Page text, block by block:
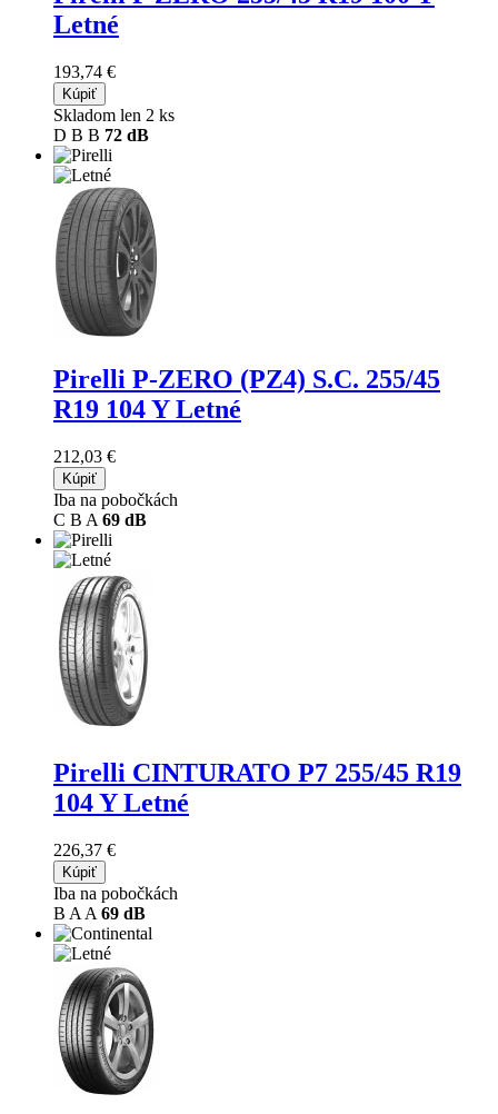
Letné
193,74 €
Kúpiť
Skladom len 2 ks
D B B 72 dB
Pirelli P-ZERO (PZ4) S.C. 255/45
R19 104 Y Letné
212,03 €
Kúpiť
Iba na pobočkách
C B A 69 dB
Pirelli CINTURATO P7 255/45 R19
104 Y Letné
226,37 €
Kúpiť
Iba na pobočkách
B A A 69 dB